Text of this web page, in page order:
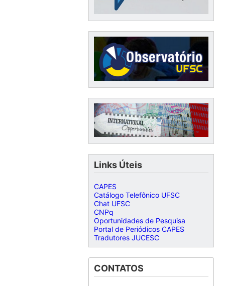
Links Úteis
CAPES
Catálogo Telefônico UFSC
Chat UFSC
CNPq
Oportunidades de Pesquisa
Portal de Periódicos CAPES
Tradutores JUCESC
CONTATOS